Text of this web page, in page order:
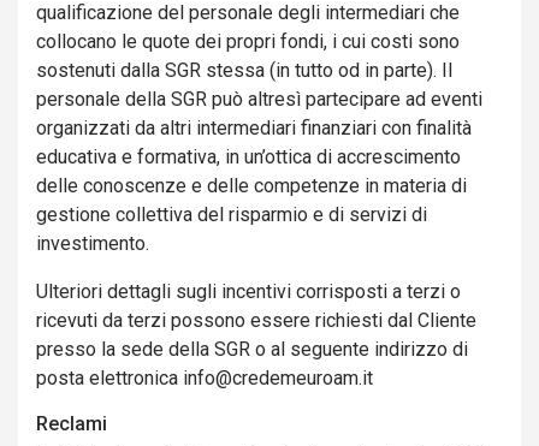
qualificazione del personale degli intermediari che
collocano le quote dei propri fondi, i cui costi sono
sostenuti dalla SGR stessa (in tutto od in parte). Il
personale della SGR può altresì partecipare ad eventi
organizzati da altri intermediari finanziari con finalità
educativa e formativa, in un’ottica di accrescimento
delle conoscenze e delle competenze in materia di
gestione collettiva del risparmio e di servizi di
investimento.
Ulteriori dettagli sugli incentivi corrisposti a terzi o
ricevuti da terzi possono essere richiesti dal Cliente
presso la sede della SGR o al seguente indirizzo di
posta elettronica info@credemeuroam.it
Reclami